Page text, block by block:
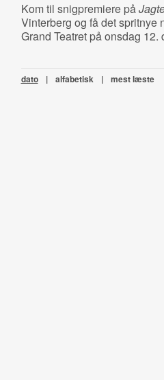
Kom til snigpremiere på
Vinterberg og få det spritnye
Grand Teatret på onsdag 12.
dato | alfabetisk | mest læste